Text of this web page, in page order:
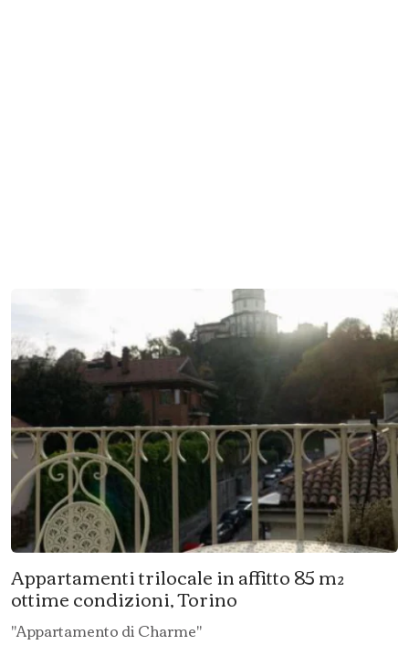
Appartamenti trilocale in affitto 85 m²
ottime condizioni, Torino
"Appartamento di Charme"